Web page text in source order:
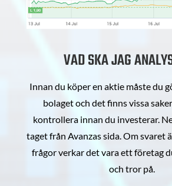
VAD SKA JAG
Innan du köper en aktie måste du
bolaget och det finns vissa
kontrollera innan du investerar.
taget från Avanzas sida. Om svaret
frågor verkar det vara ett företag
och tror på.